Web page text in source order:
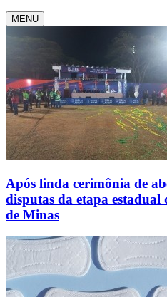
MENU
Após linda cerimônia de
disputas da etapa
de Minas